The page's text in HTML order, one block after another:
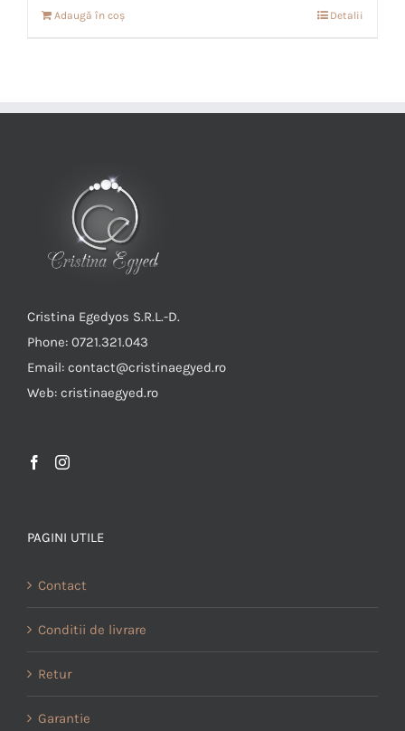
Adaugă în coș Detalii
Cristina Egedyos S.R.L.-D.
Phone: 0721.321.043
Email: contact@cristinaegyed.ro
Web: cristinaegyed.ro
PAGINI UTILE
Contact
Conditii de livrare
Retur
Garantie